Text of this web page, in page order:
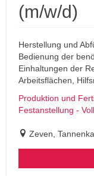
(m/w/d)
Herstellung und
Bedienung der
Einhaltungen der
Arbeitsflächen,
Produktion und
Festanstellung -
Zeven,